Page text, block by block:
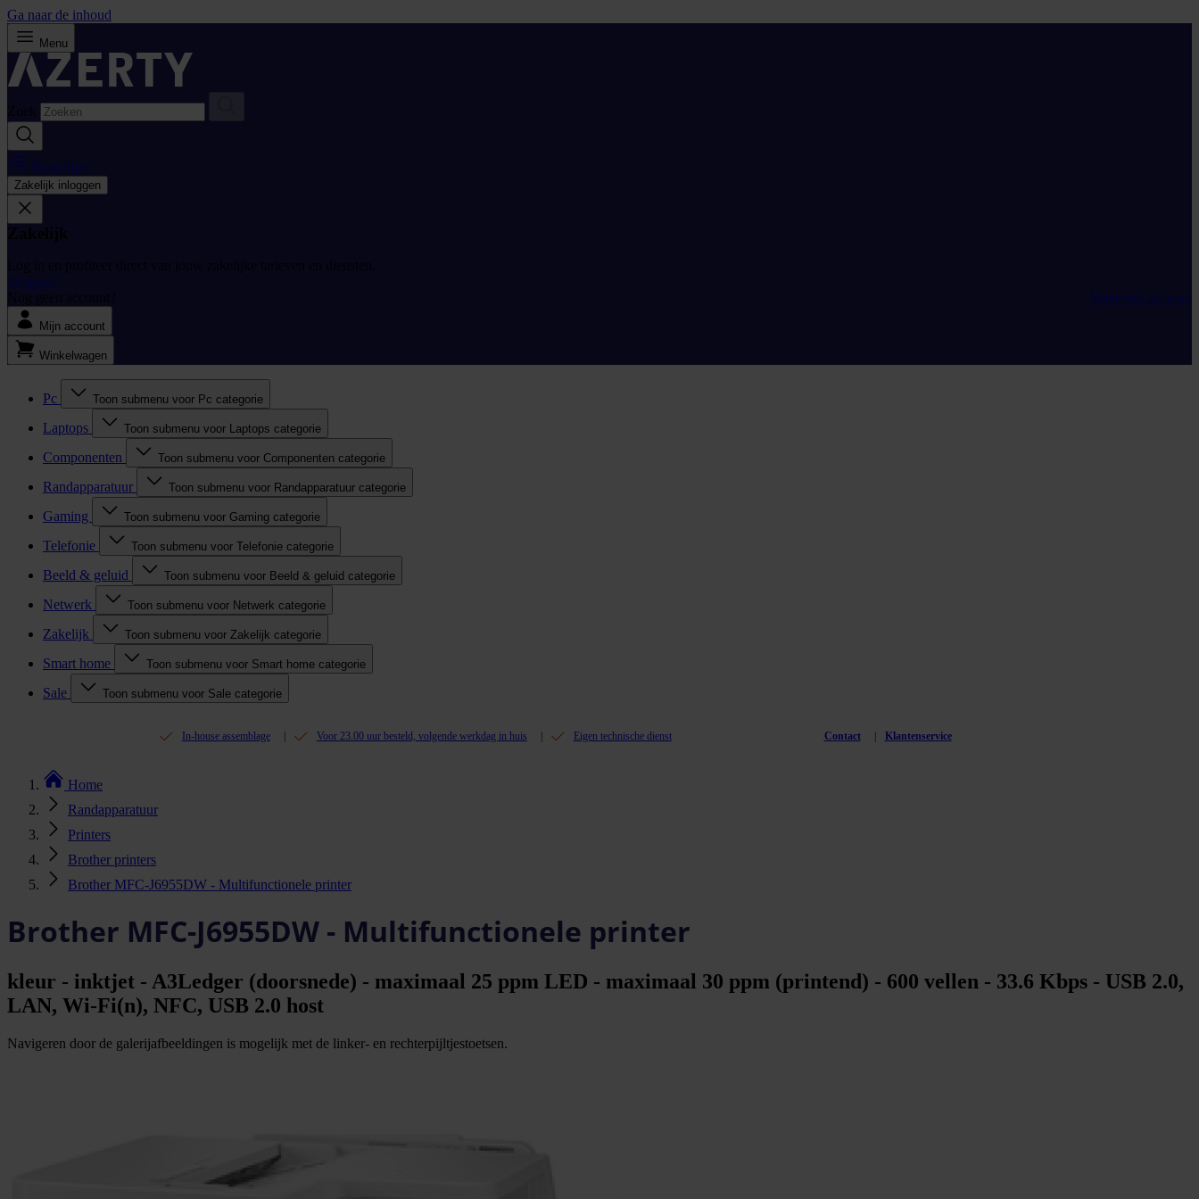
Ga naar de inhoud
Menu
Zoek
Bestellijst
Zakelijk inloggen
Zakelijk
Log in en profiteer direct van jouw zakelijke tarieven en diensten.
Inloggen
Nog geen account?
Maak een account
Mijn account
Winkelwagen
Pc Toon submenu voor Pc categorie
Laptops Toon submenu voor Laptops categorie
Componenten Toon submenu voor Componenten categorie
Randapparatuur Toon submenu voor Randapparatuur categorie
Gaming Toon submenu voor Gaming categorie
Telefonie Toon submenu voor Telefonie categorie
Beeld & geluid Toon submenu voor Beeld & geluid categorie
Netwerk Toon submenu voor Netwerk categorie
Zakelijk Toon submenu voor Zakelijk categorie
Smart home Toon submenu voor Smart home categorie
Sale Toon submenu voor Sale categorie
In-house assemblage Voor 23.00 uur besteld, volgende werkdag in huis Eigen technische dienst Contact Klantenservice
Home
Randapparatuur
Printers
Brother printers
Brother MFC-J6955DW - Multifunctionele printer
Brother MFC-J6955DW - Multifunctionele printer
kleur - inktjet - A3Ledger (doorsnede) - maximaal 25 ppm LED - maximaal 30 ppm (printend) - 600 vellen - 33.6 Kbps - USB 2.0,
LAN, Wi-Fi(n), NFC, USB 2.0 host
Navigeren door de galerijafbeeldingen is mogelijk met de linker- en rechterpijltjestoetsen.